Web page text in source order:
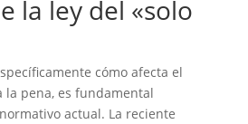
la ley del «solo
cómo afecta el
la pena, es fundamental
actual. La reciente